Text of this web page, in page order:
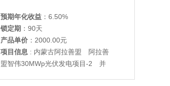
预期年化收益 ：6.50%
锁定期 ：90天
产品单价 ：2000.00元
项目信息 : 内蒙古阿拉善盟 阿拉善
盟智伟30MWp光伏发电项目-2 并